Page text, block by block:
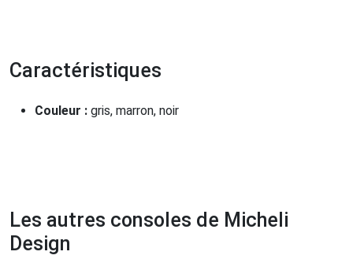
Caractéristiques
Couleur : gris, marron, noir
Les autres consoles de Micheli
Design